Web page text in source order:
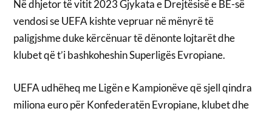
Në dhjetor të vitit 2023 Gjykata e Drejtësisë e BE-së
vendosi se UEFA kishte vepruar në mënyrë të
paligjshme duke kërcënuar të dënonte lojtarët dhe
klubet që t’i bashkoheshin Superligës Evropiane.
UEFA udhëheq me Ligën e Kampionëve që sjell qindra
miliona euro për Konfederatën Evropiane, klubet dhe